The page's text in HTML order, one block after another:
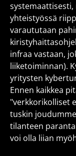
yhteistyössä
varaututaan
infraa vastaan,
liiketoiminnan).
yritysten
Ennen kaikkea
"verkkorikolliset
tuskin
tilanteen
voi olla liian